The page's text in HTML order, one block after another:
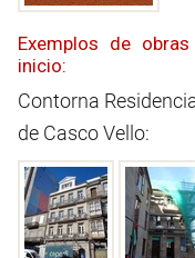
Exemplos de
inicio:
Contorna
de Casco Vello: